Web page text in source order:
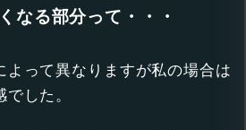
なる部分って・・・
よって異なりますが私の場合は
した。